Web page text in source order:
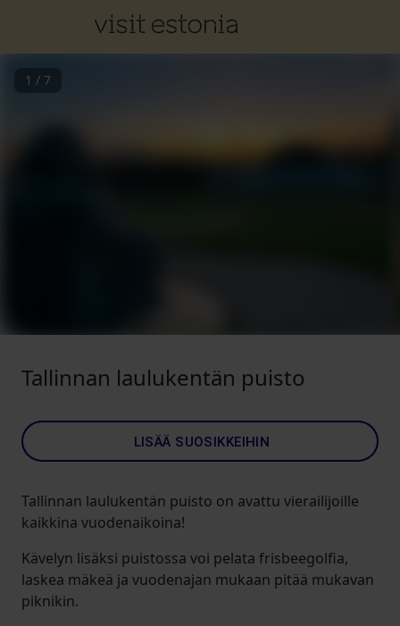
1 / 7
Tallinnan laulukentän puisto
LISÄÄ SUOSIKKEIHIN
Tallinnan laulukentän puisto on avattu vierailijoille
kaikkina vuodenaikoina!
Kävelyn lisäksi puistossa voi pelata frisbeegolfia,
laskea mäkeä ja vuodenajan mukaan pitää mukavan
piknikin.